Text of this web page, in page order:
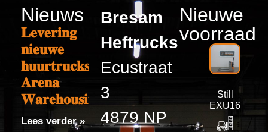
Nieuws
𝐋𝐞𝐯𝐞𝐫𝐢𝐧𝐠
𝐧𝐢𝐞𝐮𝐰𝐞
𝐡𝐮𝐮𝐫𝐭𝐫𝐮𝐜𝐤𝐬
𝐀𝐫𝐞𝐧𝐚
𝐖𝐚𝐫𝐞𝐡𝐨𝐮𝐬𝐢𝐧𝐠
Lees verder »
Bresam
Heftrucks
Ecustraat
3
4879 NP
Nieuwe
voorraad
Still
EXU16